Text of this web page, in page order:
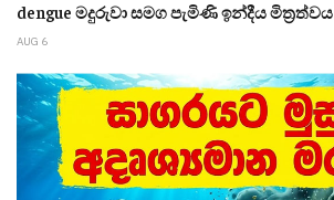
dengue මදුරුවා සමග පැමිණි ඉන්දීය මිත්‍රත්වය
AUG 6